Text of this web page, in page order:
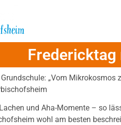
Fredericktag
„Vom
und Aha-Momente – so
wohl am besten